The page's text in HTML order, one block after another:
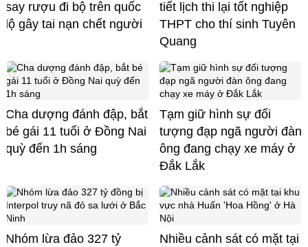
say rượu đi bộ trên quốc
lộ gây tai nạn chết người
tiết lịch thi lại tốt nghiệp
THPT cho thí sinh Tuyên
Quang
Cha dượng đánh đập, bắt
bé gái 11 tuổi ở Đồng Nai
quỳ đến 1h sáng
Tạm giữ hình sự đối
tượng đạp ngã người đàn
ông đang chạy xe máy ở
Đắk Lắk
Nhóm lừa đảo 327 tỷ
Nhiều cảnh sát có mặt tại